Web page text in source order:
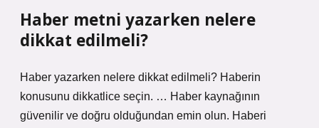
Haber metni yazarken nelere
dikkat edilmeli?
Haber yazarken nelere dikkat edilmeli? Haberin
konusunu dikkatlice seçin. … Haber kaynağının
güvenilir ve doğru olduğundan emin olun. Haberi